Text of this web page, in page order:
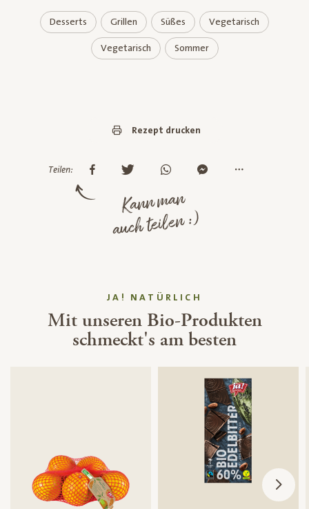
Desserts Grillen Süßes Vegetarisch
Vegetarisch Sommer
Rezept drucken
Teilen:
Kann man
auch teilen :)
JA! NATÜRLICH
Mit unseren Bio-Produkten
schmeckt's am besten